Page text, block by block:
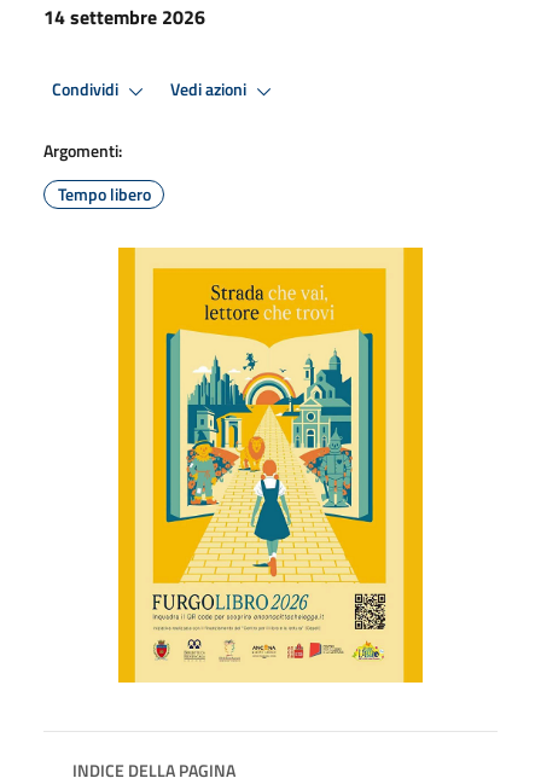
14 settembre 2026
Condividi Vedi azioni
Argomenti:
Tempo libero
INDICE DELLA PAGINA